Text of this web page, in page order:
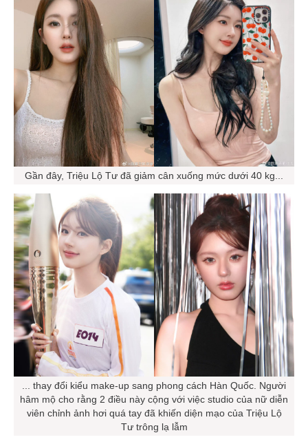
Gần đây, Triệu Lộ Tư đã giảm cân xuống mức dưới 40 kg...
... thay đổi kiểu make-up sang phong cách Hàn Quốc. Người
hâm mộ cho rằng 2 điều này cộng với việc studio của nữ diễn
viên chỉnh ảnh hơi quá tay đã khiến diện mạo của Triệu Lộ
Tư trông lạ lẫm